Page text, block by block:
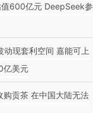
600亿元 DeepSeek参
动现套利空间 嘉能可上
亿美元
购贡茶 在中国大陆无法